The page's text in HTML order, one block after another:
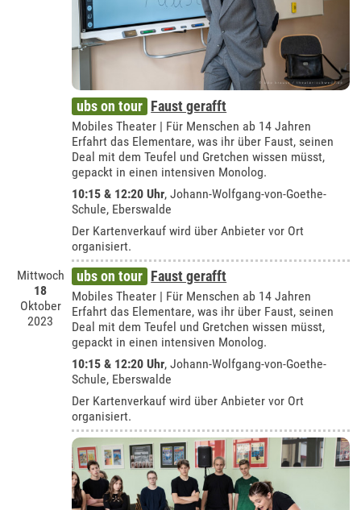
ubs on tour Faust gerafft
Mobiles Theater | Für Menschen ab 14 Jahren
Erfahrt das Elementare, was ihr über Faust, seinen
Deal mit dem Teufel und Gretchen wissen müsst,
gepackt in einen intensiven Monolog.
10:15 & 12:20 Uhr,Johann-Wolfgang-von-Goethe-
Schule, Eberswalde
Der Kartenverkauf wird über Anbieter vor Ort
organisiert.
Mittwoch
18
Oktober
2023
ubs on tour Faust gerafft
Mobiles Theater | Für Menschen ab 14 Jahren
Erfahrt das Elementare, was ihr über Faust, seinen
Deal mit dem Teufel und Gretchen wissen müsst,
gepackt in einen intensiven Monolog.
10:15 & 12:20 Uhr,Johann-Wolfgang-von-Goethe-
Schule, Eberswalde
Der Kartenverkauf wird über Anbieter vor Ort
organisiert.